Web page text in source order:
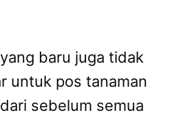
baru juga tidak
untuk pos tanaman
sebelum semua